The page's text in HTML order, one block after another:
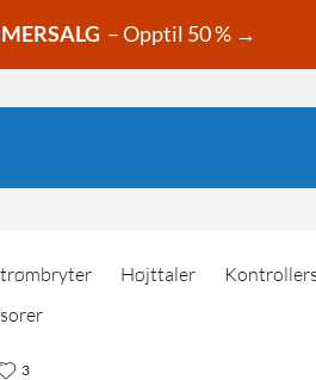
– Opptil 50 % →
Højttaler Kontrollers
3